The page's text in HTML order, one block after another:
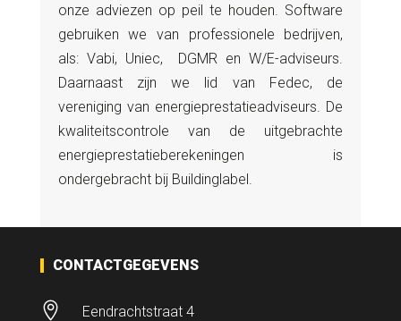
onze adviezen op peil te houden. Software
gebruiken we van professionele bedrijven,
als: Vabi, Uniec, DGMR en W/E-adviseurs.
Daarnaast zijn we lid van Fedec, de
vereniging van energieprestatieadviseurs. De
kwaliteitscontrole van de uitgebrachte
energieprestatieberekeningen is
ondergebracht bij Buildinglabel.
CONTACTGEGEVENS
 Eendrachtstraat 4